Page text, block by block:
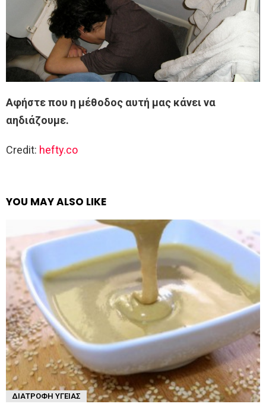
Αφήστε που η μέθοδος αυτή μας κάνει να
αηδιάζουμε.
Credit: hefty.co
YOU MAY ALSO LIKE
ΔΙΑΤΡΟΦΉ ΥΓΕΊΑΣ